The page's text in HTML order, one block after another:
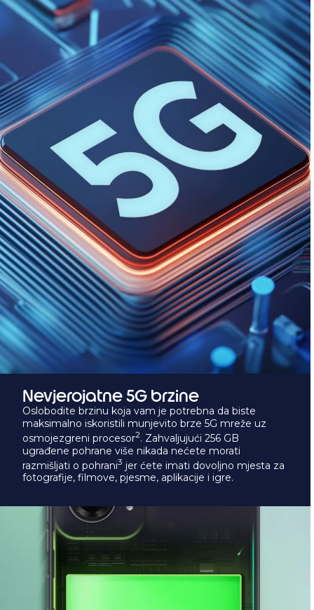
Nevjerojatne 5G brzine
Oslobodite brzinu koja vam je potrebna da biste
maksimalno iskoristili munjevito brze 5G mreže uz
ugrađene pohrane više nikada nećete morati
razmišljati o pohrani3jer ćete imati dovoljno mjesta za
fotografije, filmove, pjesme, aplikacije i igre.